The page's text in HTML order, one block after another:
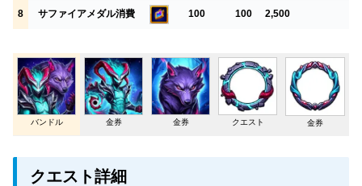
8 サファイアメダル消費 100 100 2,500
バンドル 金券 金券 クエスト 金券
クエスト詳細